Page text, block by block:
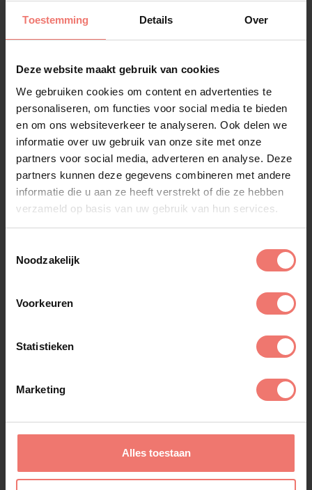
Toestemming Details Over
Deze website maakt gebruik van cookies
We gebruiken cookies om content en advertenties te
personaliseren, om functies voor social media te bieden
en om ons websiteverkeer te analyseren. Ook delen we
informatie over uw gebruik van onze site met onze
partners voor social media, adverteren en analyse. Deze
partners kunnen deze gegevens combineren met andere
informatie die u aan ze heeft verstrekt of die ze hebben
verzameld op basis van uw gebruik van hun services.
Noodzakelijk
Voorkeuren
Statistieken
Marketing
Alles toestaan
ChildsPlay
Lees meer
Johnny 500